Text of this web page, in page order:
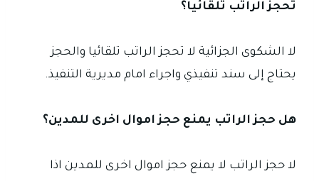
تحجز الراتب تلقائيا؟
لا الشكوى الجزائية لا تحجز الراتب تلقائيا والحجز
يحتاج إلى سند تنفيذي واجراء امام مديرية التنفيذ.
هل حجز الراتب يمنع حجز اموال اخرى للمدين؟
لا حجز الراتب لا يمنع حجز اموال اخرى للمدين اذا